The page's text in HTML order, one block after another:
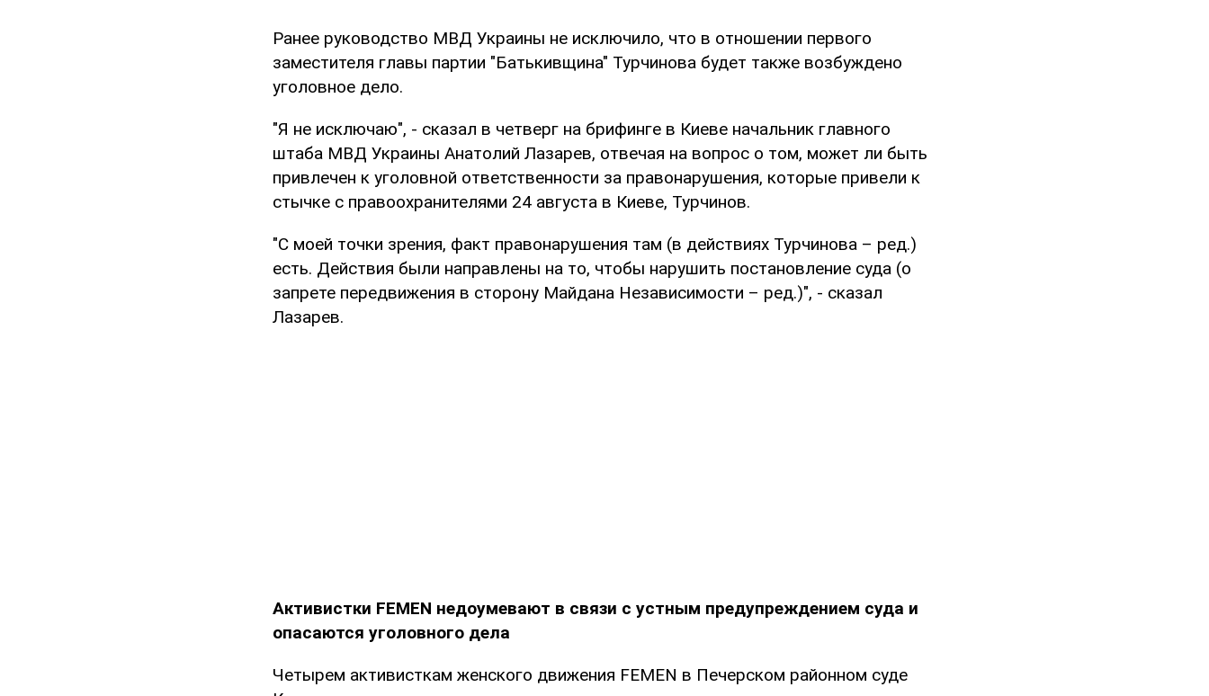
Ранее руководство МВД Украины не исключило, что в отношении первого
заместителя главы партии "Батькивщина" Турчинова будет также возбуждено
уголовное дело.
"Я не исключаю", - сказал в четверг на брифинге в Киеве начальник главного
штаба МВД Украины Анатолий Лазарев, отвечая на вопрос о том, может ли быть
привлечен к уголовной ответственности за правонарушения, которые привели к
стычке с правоохранителями 24 августа в Киеве, Турчинов.
"С моей точки зрения, факт правонарушения там (в действиях Турчинова – ред.)
есть. Действия были направлены на то, чтобы нарушить постановление суда (о
запрете передвижения в сторону Майдана Независимости – ред.)", - сказал
Лазарев.
Активистки FEMEN недоумевают в связи с устным предупреждением суда и
опасаются уголовного дела
Четырем активисткам женского движения FEMEN в Печерском районном суде